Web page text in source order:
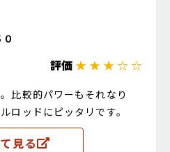
評価★ ★ ★ ☆ ☆
比較的パワーもそれなり
ロッドにピッタリです。
見る